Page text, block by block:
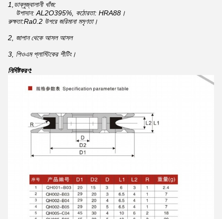
1, ডাব্লুজ্বালানী খাঁজ:
উপাদান: AL2O395%, কঠোরতা: HRA88।
রুক্ষতা:Ra0.2 উপরে জরিমানা মসৃণতা।
2, জাপান থেকে আসল আসল
3, পিওএম প্লাস্টিকের শীটিং।
নির্দিষ্টকরণ: